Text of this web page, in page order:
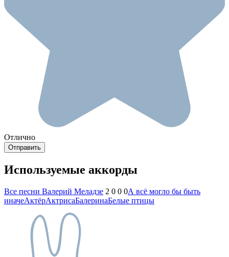
Отлично
Используемые аккорды
Все песни Валерий Меладзе 2 0 0 0А всё могло бы быть
иначеАктёрАктрисаБалеринаБелые птицы